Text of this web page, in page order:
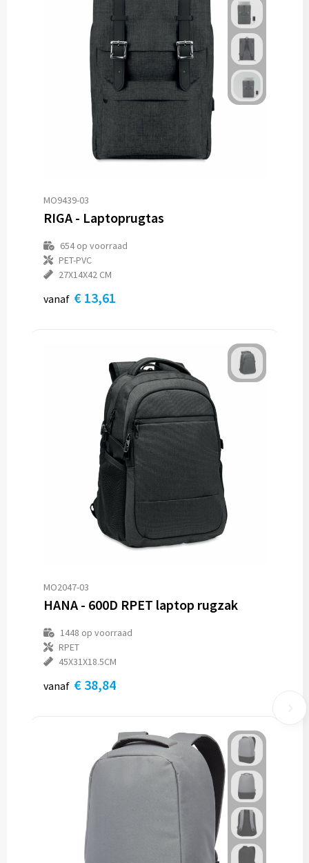
MO9439-03
RIGA - Laptoprugtas
654op voorraad
PET-PVC
27X14X42 CM
vanaf € 13,61
MO2047-03
HANA - 600D RPET laptop rugzak
1448 op voorraad
RPET
45X31X18.5CM
vanaf € 38,84